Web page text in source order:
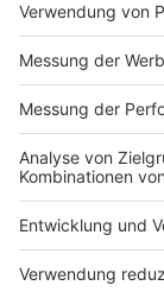
geht es
paritätischen
kommt die
Initiatoren
verschickte